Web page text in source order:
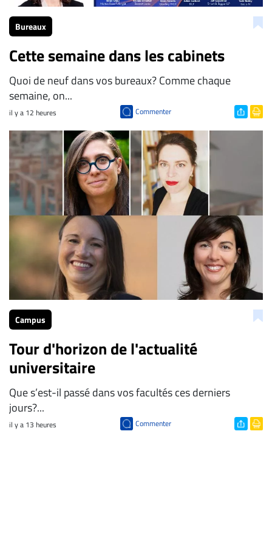
Bureaux
Cette semaine dans les cabinets
Quoi de neuf dans vos bureaux? Comme chaque
semaine, on...
il y a 12 heures Commenter
Campus
Tour d'horizon de l'actualité
universitaire
Que s’est-il passé dans vos facultés ces derniers
jours?...
il y a 13 heures Commenter